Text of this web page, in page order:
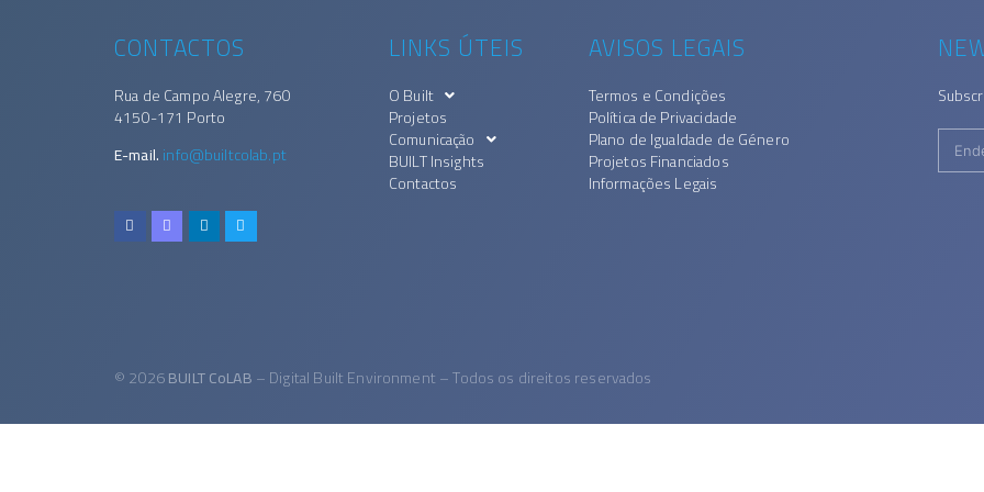
CONTACTOS
Rua de Campo Alegre, 760
4150-171 Porto
E-mail.info@builtcolab.pt
LINKS ÚTEIS
O Built
Projetos
Comunicação
BUILT Insights
Contactos
AVISOS LEGAIS
Termos e Condições
Política de Privacidade
Plano de Igualdade de Género
Projetos Financiados
Informações Legais
© 2026BUILT CoLAB– Digital Built Environment – Todos os direitos reservados